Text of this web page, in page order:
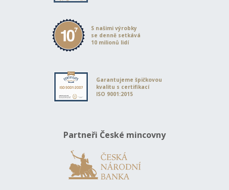
S našimi výrobky
se denně setkává
10 milionů lidí
Garantujeme špičkovou
kvalitu s certifikací
ISO 9001:2015
Partneři České mincovny